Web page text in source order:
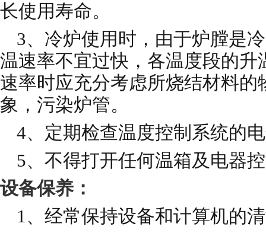
长使用寿命。
3、冷炉使用时，由于炉膛是
温速率不宜过快，各温度段的
速率时应充分考虑所烧结材料
象，污染炉管。
4、定期检查温度控制系统的
5、不得打开任何温箱及电器
设备保养：
1、经常保持设备和计算机的